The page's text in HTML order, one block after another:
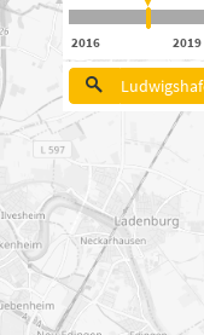
2016 2019